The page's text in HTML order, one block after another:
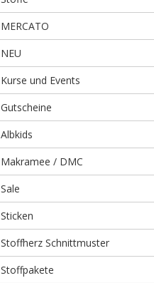
MERCATO
NEU
Kurse und Events
Gutscheine
Albkids
Makramee / DMC
Sale
Sticken
Stoffherz Schnittmuster
Stoffpakete